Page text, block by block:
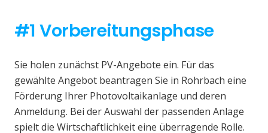
#1 Vorbereitungsphase
Sie holen zunächst PV-Angebote ein. Für das
gewählte Angebot beantragen Sie in Rohrbach eine
Förderung Ihrer Photovoltaikanlage und deren
Anmeldung. Bei der Auswahl der passenden Anlage
spielt die Wirtschaftlichkeit eine überragende Rolle.